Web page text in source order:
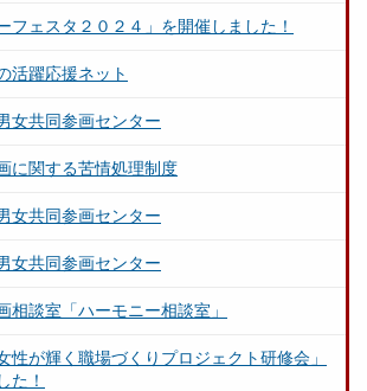
フェスタ２０２４」を開催しました！
活躍応援ネット
女共同参画センター
に関する苦情処理制度
女共同参画センター
女共同参画センター
相談室「ハーモニー相談室」
性が輝く職場づくりプロジェクト研修会」
た！